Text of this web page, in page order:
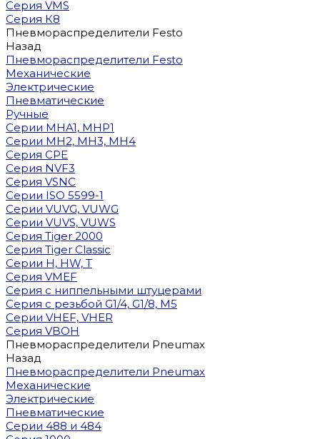
Серия VMS
Серия К8
Пневмораспределители Festo
Назад
Пневмораспределители Festo
Механические
Электрические
Пневматические
Ручные
Cерии MHA1, MHP1
Cерии MH2, MH3, MH4
Cерия CPE
Серия NVF3
Серия VSNC
Серии ISO 5599-1
Серии VUVG, VUWG
Серии VUVS, VUWS
Серия Tiger 2000
Серия Tiger Classic
Серии H, HW, T
Серия VMEF
Серия с ниппельными штуцерами
Серия с резьбой G1/4, G1/8, М5
Серии VHEF, VHER
Серия VBOH
Пневмораспределители Pneumax
Назад
Пневмораспределители Pneumax
Механические
Электрические
Пневматические
Серии 488 и 484